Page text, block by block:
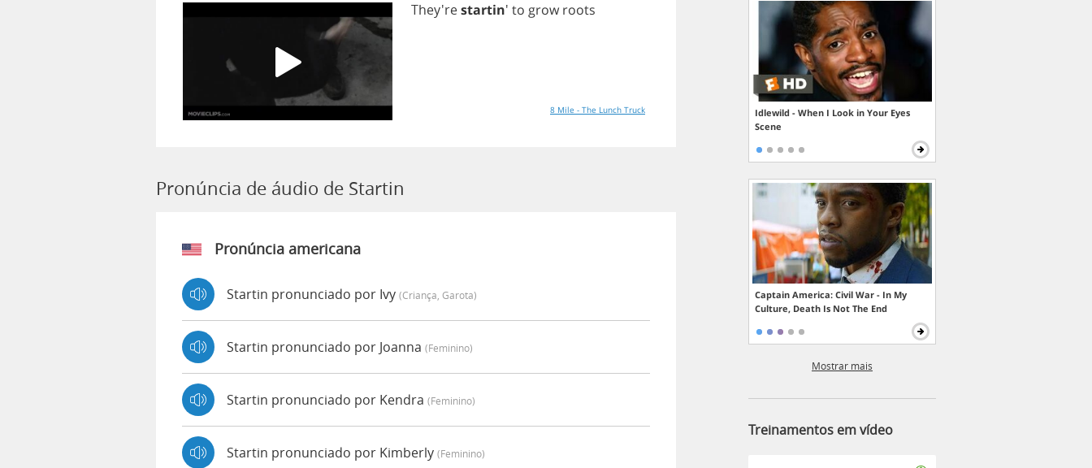
They'restartin' to grow roots
8 Mile - The Lunch Truck
Pronúncia de áudio de Startin
Pronúncia americana
Startin pronunciado por Ivy (criança, Garota)
Startin pronunciado por Joanna (feminino)
Startin pronunciado por Kendra (feminino)
Startin pronunciado por Kimberly (feminino)
Idlewild - When I Look in Your Eyes
Scene
Captain America: Civil War - In My
Culture, Death Is Not The End
Mostrar mais
Treinamentos em vídeo